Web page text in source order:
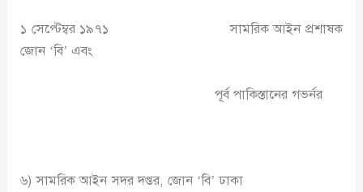
১ সেপ্টেম্বর ১৯৭১ সামরিক আইন প্রশাষক
জোন ‘বি’ এবং
পূর্ব পাকিস্তানের গভর্নর
৬) সামরিক আইন সদর দপ্তর, জোন ‘বি’ ঢাকা